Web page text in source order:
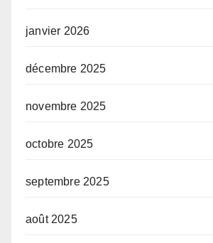
janvier 2026
décembre 2025
novembre 2025
octobre 2025
septembre 2025
août 2025